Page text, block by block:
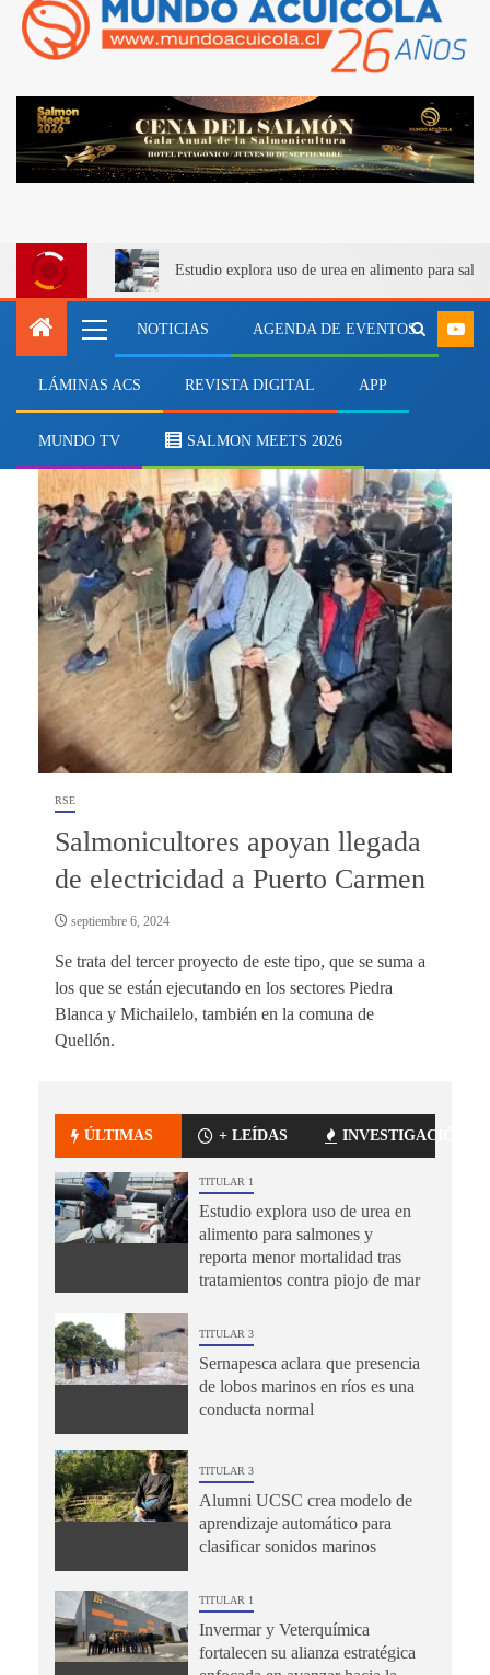
Estudio explora uso de urea en alimento para
NOTICIAS AGENDA DE EVENTOS
LÁMINAS ACS REVISTA DIGITAL APP
MUNDO TV SALMON MEETS 2026
paneles fotovoltaicos
RSE
Salmonicultores apoyan llegada
de electricidad a Puerto Carmen
septiembre 6, 2024
Se trata del tercer proyecto de este tipo, que se suma a
los que se están ejecutando en los sectores Piedra
Blanca y Michailelo, también en la comuna de
Quellón.
ÚLTIMAS + LEÍDAS INVESTIGACIÓN
TITULAR 1
Estudio explora uso de urea en
alimento para salmones y
reporta menor mortalidad tras
tratamientos contra piojo de mar
TITULAR 3
Sernapesca aclara que presencia
de lobos marinos en ríos es una
conducta normal
TITULAR 3
Alumni UCSC crea modelo de
aprendizaje automático para
clasificar sonidos marinos
TITULAR 1
Invermar y Veterquímica
fortalecen su alianza estratégica